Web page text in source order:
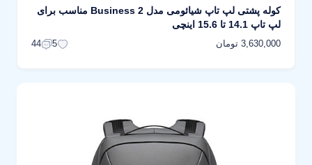
کوله پشتی لپ تاپ شیائومی مدل Business 2 مناسب برای
لپ تاپ 14.1 تا 15.6 اینچی
3,630,000 تومان 5
44